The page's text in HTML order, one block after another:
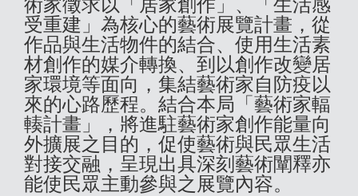
術家徵求以「居家創作」、「生活感
受重建」為核心的藝術展覽計畫，從
作品與生活物件的結合、使用生活素
材創作的媒介轉換、到以創作改變居
家環境等面向，集結藝術家自防疫以
來的心路歷程。結合本局「藝術家輻
輳計畫」，將進駐藝術家創作能量向
外擴展之目的，促使藝術與民眾生活
對接交融，呈現出具深刻藝術闡釋亦
能使民眾主動參與之展覽內容。